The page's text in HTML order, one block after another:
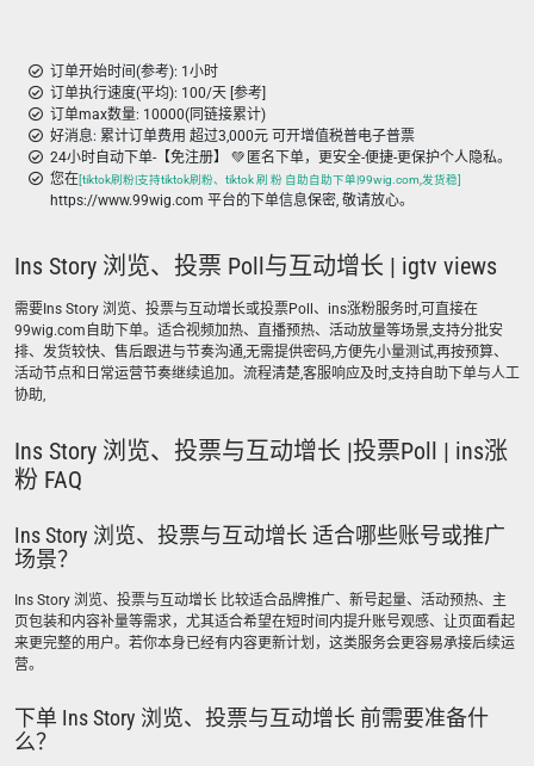
订单开始时间(参考): 1小时
订单执行速度(平均): 100/天 [参考]
订单max数量: 10000(同链接累计)
好消息: 累计订单费用 超过3,000元 可开增值税普电子普票
24小时自动下单-【免注册】 💚 匿名下单，更安全-便捷-更保护个人隐私。
您在[tiktok刷粉|支持tiktok刷粉、tiktok 刷 粉 自助自助下单|99wig.com,发货稳]
https://www.99wig.com 平台的下单信息保密, 敬请放心。
Ins Story 浏览、投票 Poll与互动增长 | igtv views
需要Ins Story 浏览、投票与互动增长或投票Poll、ins涨粉服务时,可直接在
99wig.com自助下单。适合视频加热、直播预热、活动放量等场景,支持分批安
排、发货较快、售后跟进与节奏沟通,无需提供密码,方便先小量测试,再按预算、
活动节点和日常运营节奏继续追加。流程清楚,客服响应及时,支持自助下单与人工
协助,
Ins Story 浏览、投票与互动增长 |投票Poll | ins涨
粉 FAQ
Ins Story 浏览、投票与互动增长 适合哪些账号或推广
场景？
Ins Story 浏览、投票与互动增长 比较适合品牌推广、新号起量、活动预热、主
页包装和内容补量等需求，尤其适合希望在短时间内提升账号观感、让页面看起
来更完整的用户。若你本身已经有内容更新计划，这类服务会更容易承接后续运
营。
下单 Ins Story 浏览、投票与互动增长 前需要准备什
么？